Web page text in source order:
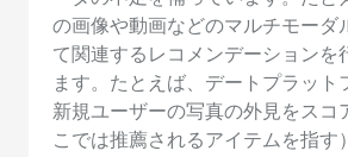
の画像や動画などのマルチモーダ
て関連するレコメンデーションを
ます。たとえば、デートプラット
新規ユーザーの写真の外見をスコ
こでは推薦されるアイテムを指す